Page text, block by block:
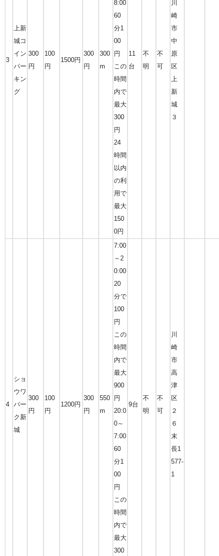
3
上新
城コ
イン
パー
キン
グ
300
円
100
円
1500円
300
円
300
m
8:00
60
分1
00
円
この
時間
内で
最大
300
円
24
時間
以内
の利
用で
最大
150
0円
11
台
不
明
不
可
川
崎
市
中
原
区
上
新
城
３
4
ショ
ウワ
パー
ク新
城
300
円
100
円
1200円
300
円
550
m
7:00
～2
0:00
20
分で
100
円
この
時間
内で
最大
900
円
20:0
0～
7:00
60
分1
00
円
この
時間
内で
最大
300
9台
不
明
不
可
川
崎
市
高
津
区
２
６
末
長1
577-
1